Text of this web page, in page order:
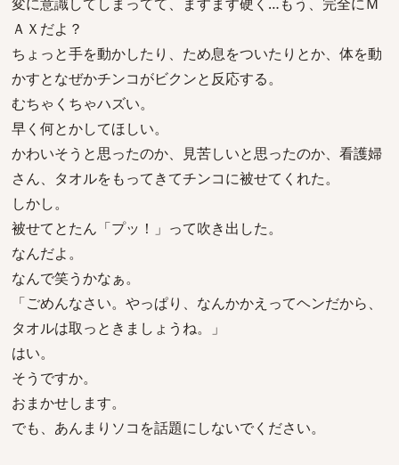
ＡＸだよ？
ちょっと手を動かしたり、ため息をついたりとか、体を動
かすとなぜかチンコがビクンと反応する。
むちゃくちゃハズい。
早く何とかしてほしい。
かわいそうと思ったのか、見苦しいと思ったのか、看護婦
さん、タオルをもってきてチンコに被せてくれた。
しかし。
被せてとたん「プッ！」って吹き出した。
なんだよ。
なんで笑うかなぁ。
「ごめんなさい。やっぱり、なんかかえってヘンだから、
タオルは取っときましょうね。」
はい。
そうですか。
おまかせします。
でも、あんまりソコを話題にしないでください。